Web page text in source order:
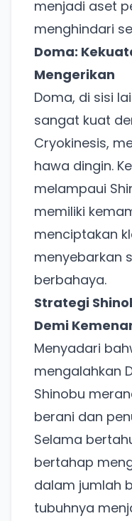
menjadi aset
menghindari
Doma:
Mengerikan
Doma, di sisi
sangat kuat
Cryokinesis,
hawa dingin.
melampaui
memiliki
menciptakan
menyebarkan
berbahaya.
Strategi
Demi
Menyadari
mengalahkan
Shinobu
berani dan
Selama
bertahap
dalam jumlah
tubuhnya